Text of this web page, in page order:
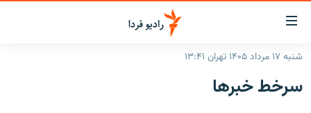
لینک‌های
قابلیت
دسترسی
بازگشت
ایران
شنبه ۱۷ مرداد ۱۴۰۵ تهران ۱۳:۴۱
سرخط‌ خبرها